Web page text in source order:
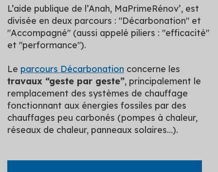
L’aide publique de l’Anah, MaPrimeRénov’, est
divisée en deux parcours : "Décarbonation" et
"Accompagné" (aussi appelé piliers : "efficacité"
et "performance").
Le parcours Décarbonation concerne les
travaux “geste par geste”, principalement le
remplacement des systèmes de chauffage
fonctionnant aux énergies fossiles par des
chauffages peu carbonés (pompes à chaleur,
réseaux de chaleur, panneaux solaires…).